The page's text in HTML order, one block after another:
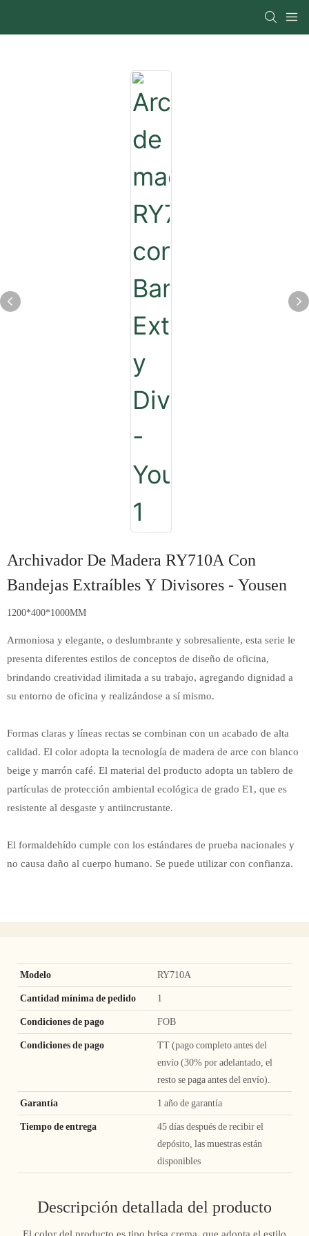
Archivador De Madera RY710A Con
Bandejas Extraíbles Y Divisores - Yousen
1200*400*1000MM
Armoniosa y elegante, o deslumbrante y sobresaliente, esta serie le
presenta diferentes estilos de conceptos de diseño de oficina,
brindando creatividad ilimitada a su trabajo, agregando dignidad a
su entorno de oficina y realizándose a sí mismo.
Formas claras y líneas rectas se combinan con un acabado de alta
calidad. El color adopta la tecnología de madera de arce con blanco
beige y marrón café. El material del producto adopta un tablero de
partículas de protección ambiental ecológica de grado E1, que es
resistente al desgaste y antiincrustante.
El formaldehído cumple con los estándares de prueba nacionales y
no causa daño al cuerpo humano. Se puede utilizar con confianza.
Modelo RY710A
Cantidad mínima de pedido 1
Condiciones de pago FOB
Condiciones de pago
TT (pago completo antes del
envío (30% por adelantado, el
resto se paga antes del envío).
Garantía 1 año de garantía
Tiempo de entrega
45 días después de recibir el
depósito, las muestras están
disponibles
Descripción detallada del producto